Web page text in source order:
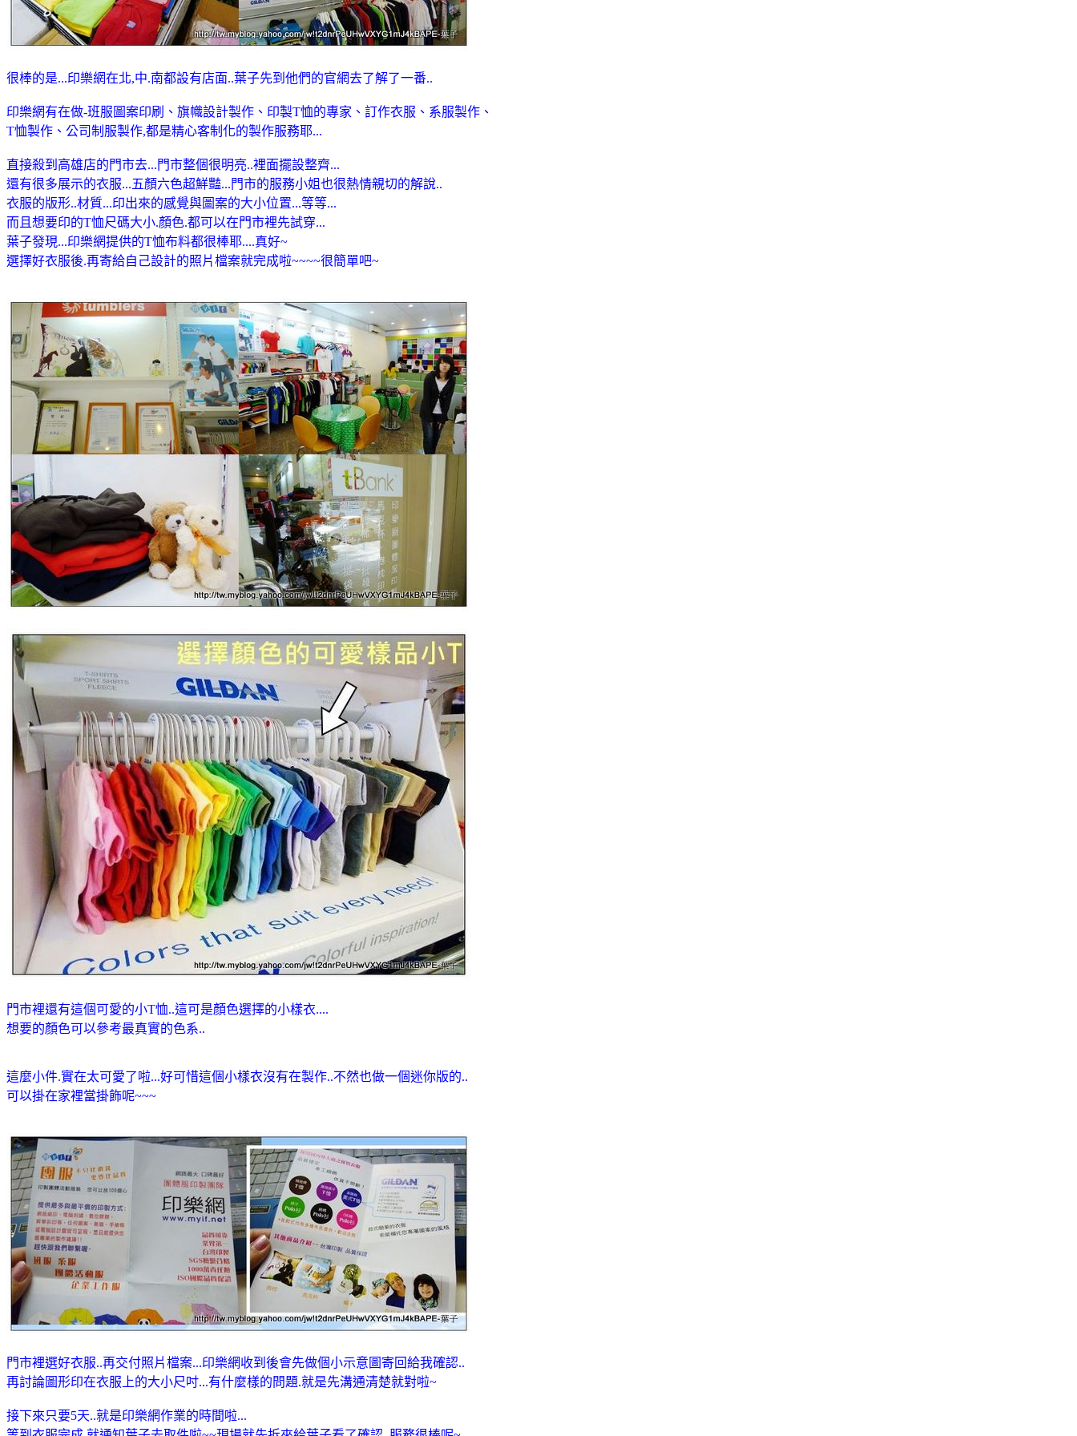
很棒的是...印樂網在北,中.南都設有店面..葉子先到他們的官網去了解了一番..
印樂網有在做-班服圖案印刷、旗幟設計製作、印製T恤的專家、訂作衣服、系服製作、
T恤製作、公司制服製作,都是精心客制化的製作服務耶...
直接殺到高雄店的門市去...門市整個很明亮..裡面擺設整齊...
還有很多展示的衣服...五顏六色超鮮豔...門市的服務小姐也很熱情親切的解說..
衣服的版形..材質...印出來的感覺與圖案的大小位置...等等...
而且想要印的T恤尺碼大小.顏色.都可以在門市裡先試穿...
葉子發現...印樂網提供的T恤布料都很棒耶....真好~
選擇好衣服後.再寄給自己設計的照片檔案就完成啦~~~~很簡單吧~
門市裡還有這個可愛的小T恤..這可是顏色選擇的小樣衣....
想要的顏色可以參考最真實的色系..
這麼小件.實在太可愛了啦...好可惜這個小樣衣沒有在製作..不然也做一個迷你版的..
可以掛在家裡當掛飾呢~~~
門市裡選好衣服..再交付照片檔案...印樂網收到後會先做個小示意圖寄回給我確認..
再討論圖形印在衣服上的大小尺吋...有什麼樣的問題.就是先溝通清楚就對啦~
接下來只要5天..就是印樂網作業的時間啦...